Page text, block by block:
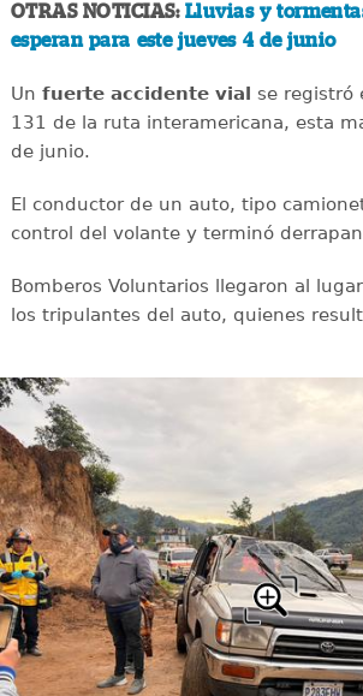
OTRAS NOTICIAS: Lluvias y
esperan para este jueves 4 de junio
Un fuerte accidente vial se registró
131 de la ruta interamericana, esta
de junio.
El conductor de un auto, tipo
control del volante y terminó
Bomberos Voluntarios llegaron al
los tripulantes del auto, quienes